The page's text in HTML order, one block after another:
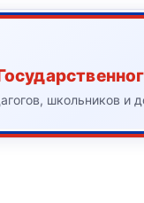
школьников и